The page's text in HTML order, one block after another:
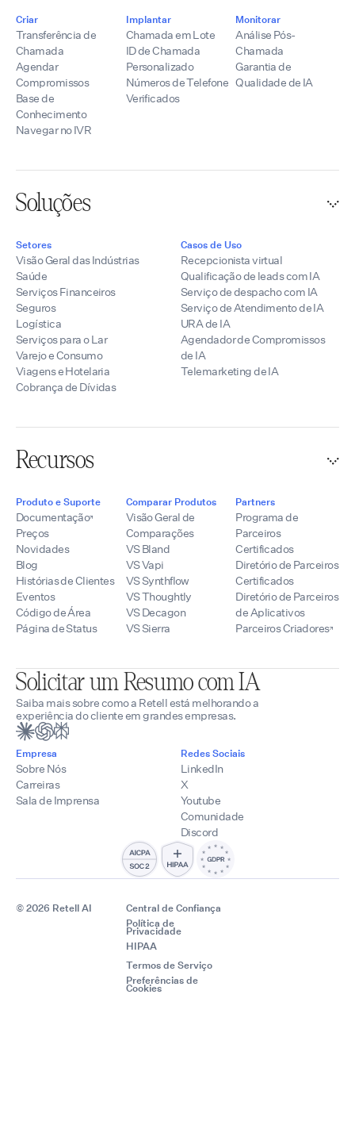
Criar
Transferência de
Chamada
Agendar
Compromissos
Base de
Conhecimento
Navegar no IVR
Implantar
Chamada em Lote
ID de Chamada
Personalizado
Números de Telefone
Verificados
Monitorar
Análise Pós-
Chamada
Garantia de
Qualidade de IA
Soluções
Setores
Visão Geral das Indústrias
Saúde
Serviços Financeiros
Seguros
Logística
Serviços para o Lar
Varejo e Consumo
Viagens e Hotelaria
Cobrança de Dívidas
Casos de Uso
Recepcionista virtual
Qualificação de leads com IA
Serviço de despacho com IA
Serviço de Atendimento de IA
URA de IA
Agendador de Compromissos
de IA
Telemarketing de IA
Recursos
Produto e Suporte
Documentação
Preços
Novidades
Blog
Histórias de Clientes
Eventos
Código de Área
Página de Status
Comparar Produtos
Visão Geral de
Comparações
VS Bland
VS Vapi
VS Synthflow
VS Thoughtly
VS Decagon
VS Sierra
Partners
Programa de
Parceiros
Certificados
Diretório de Parceiros
Certificados
Diretório de Parceiros
de Aplicativos
Parceiros Criadores
Solicitar um Resumo com IA
Saiba mais sobre como a Retell está melhorando a
experiência do cliente em grandes empresas.
Empresa
Sobre Nós
Carreiras
Sala de Imprensa
Redes Sociais
LinkedIn
X
Youtube
Comunidade
Discord
© 2026 Retell AI
Central de Confiança
Política de
Privacidade
HIPAA
Termos de Serviço
Preferências de
Cookies